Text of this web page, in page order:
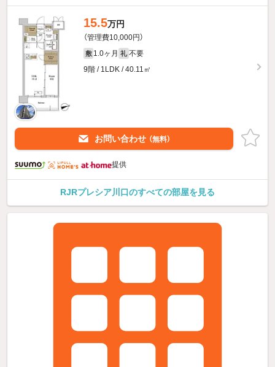
15.5万円
（管理費10,000円）
敷 1.0ヶ月 礼 不要
9階 / 1LDK / 40.11㎡
お問い合わせ （無料）
提供
RJRプレシア川口のすべての部屋を見る